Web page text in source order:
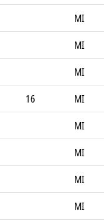
MI
MI
MI
16 MI
MI
MI
MI
MI